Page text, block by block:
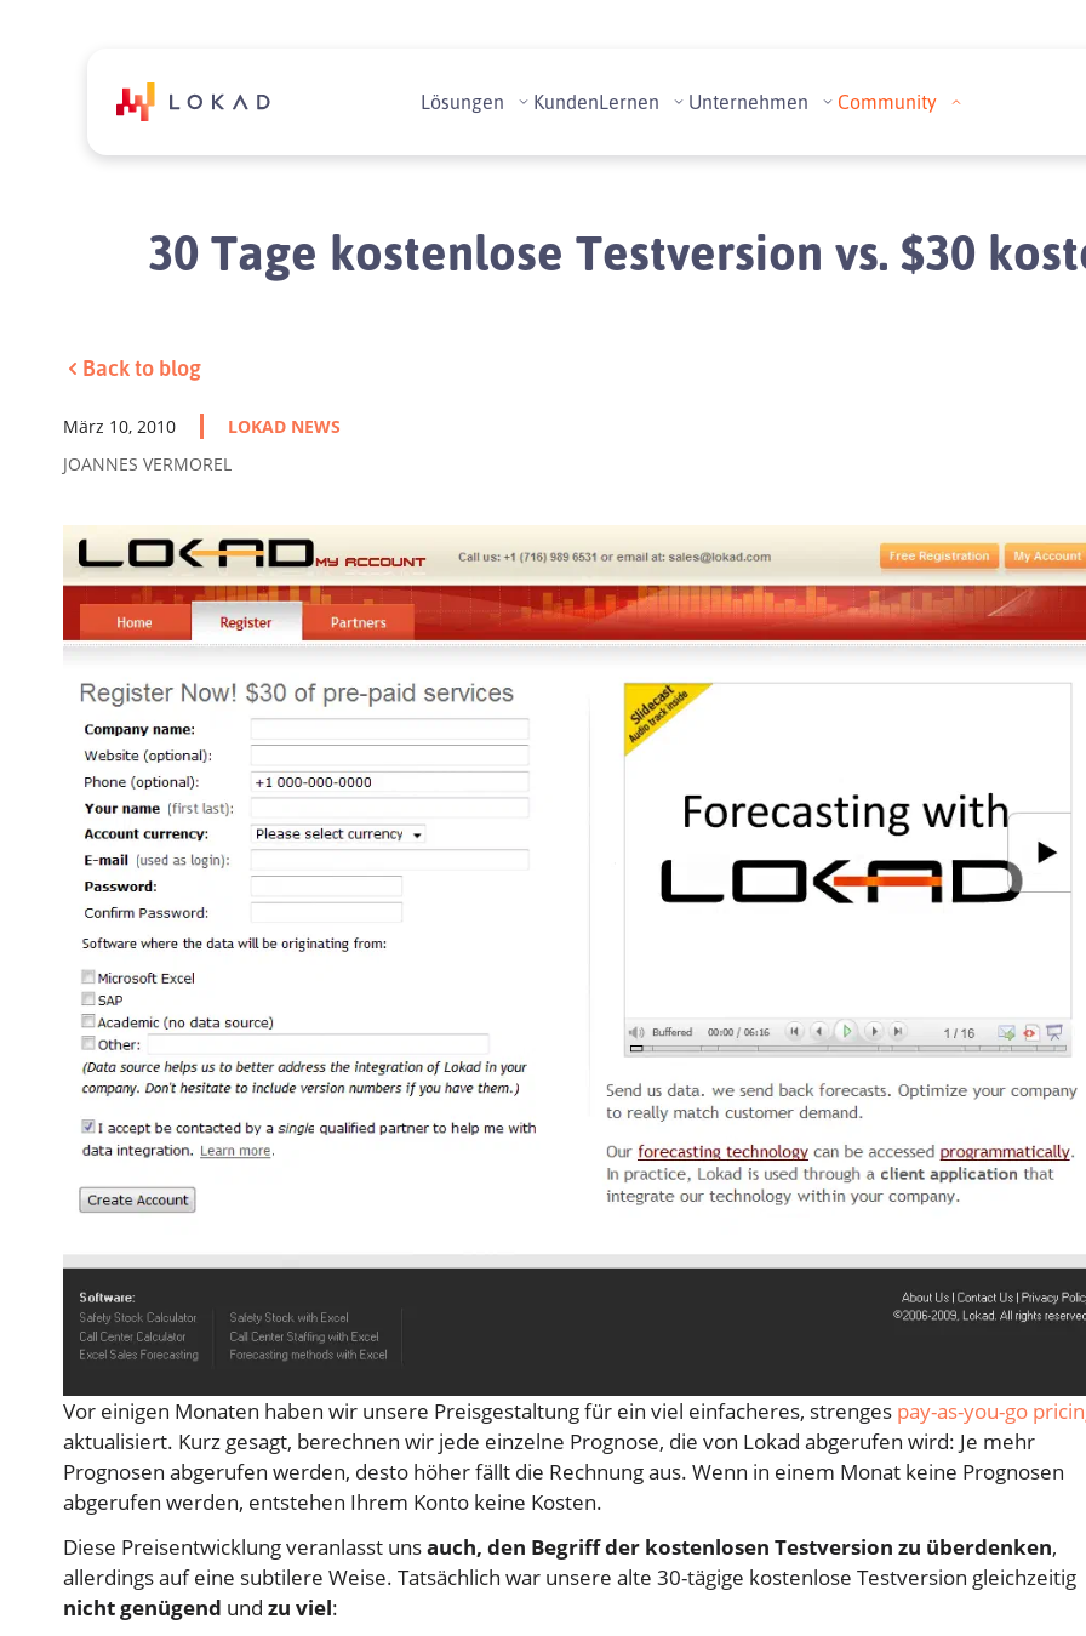
Lösungen KundenLernen Unternehmen Community
30 Tage kostenlose Testversion vs. $30
Back to blog
März 10, 2010
LOKAD NEWS
JOANNES VERMOREL
Vor einigen Monaten haben wir unsere Preisgestaltung für ein viel einfacheres, strenges pay-as-you-go
aktualisiert. Kurz gesagt, berechnen wir jede einzelne Prognose, die von Lokad abgerufen wird: Je mehr
Prognosen abgerufen werden, desto höher fällt die Rechnung aus. Wenn in einem Monat keine Prognosen
abgerufen werden, entstehen Ihrem Konto keine Kosten.
Diese Preisentwicklung veranlasst unsauch, den Begriff der kostenlosen Testversion zu überdenken,
allerdings auf eine subtilere Weise. Tatsächlich war unsere alte 30-tägige kostenlose Testversion gleichzeitig
nicht genügend und zu viel: